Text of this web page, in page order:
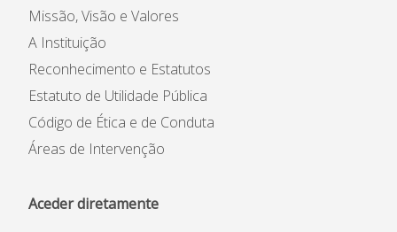
Missão, Visão e Valores
A Instituição
Reconhecimento e Estatutos
Estatuto de Utilidade Pública
Código de Ética e de Conduta
Áreas de Intervenção
Aceder diretamente